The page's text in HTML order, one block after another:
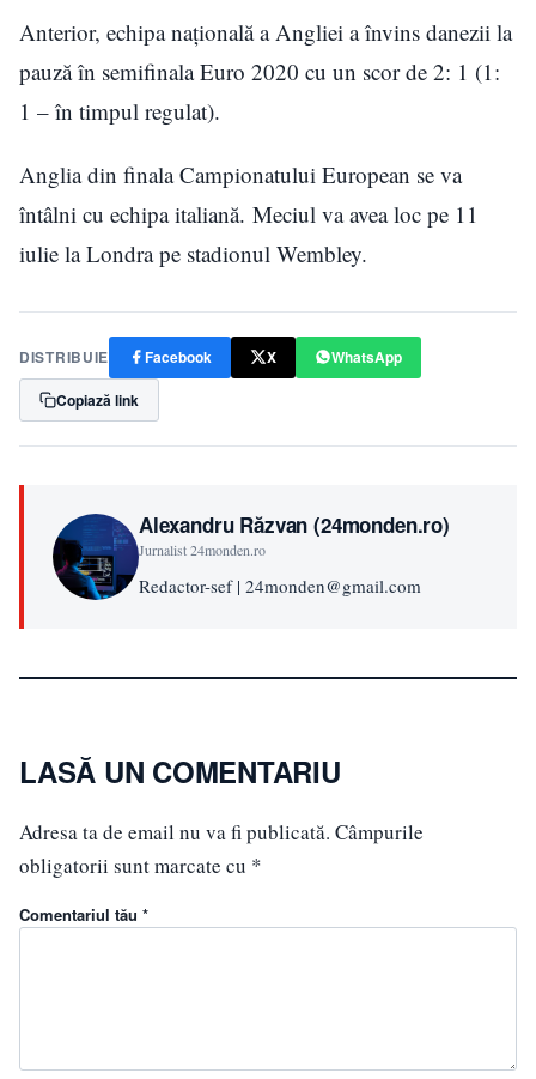
Anterior, echipa națională a Angliei a învins danezii la
pauză în semifinala Euro 2020 cu un scor de 2: 1 (1:
1 – în timpul regulat).
Anglia din finala Campionatului European se va
întâlni cu echipa italiană. Meciul va avea loc pe 11
iulie la Londra pe stadionul Wembley.
DISTRIBUIE Facebook X
WhatsApp
Copiază link
Alexandru Răzvan (24monden.ro)
Jurnalist 24monden.ro
Redactor-sef | 24monden@gmail.com
LASĂ UN COMENTARIU
Adresa ta de email nu va fi publicată. Câmpurile
obligatorii sunt marcate cu *
Comentariul tău *